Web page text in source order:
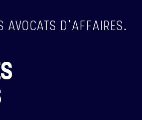
AVOCATS D’AFFAIRES.